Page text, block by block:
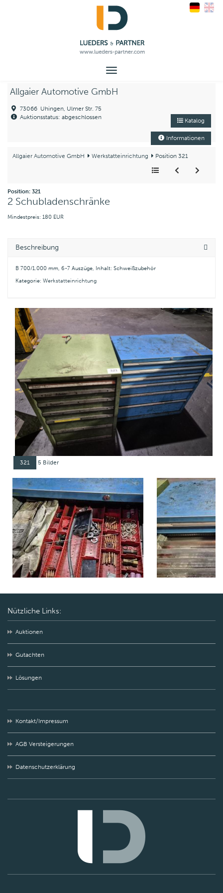
Toggle
Allgaier Automotive GmbH
73066 Uhingen, Ulmer Str. 75
Auktionsstatus: abgeschlossen
Katalog
Informationen
Allgaier Automotive GmbH Werkstatteinrichtung Position 321
Position: 321
2 Schubladenschränke
Mindestpreis: 180 EUR
Beschreibung
B 700/1.000 mm, 6-7 Auszüge, Inhalt: Schweißzubehör
Kategorie: Werkstatteinrichtung
321 5 Bilder
Nützliche Links:
Auktionen
Gutachten
Lösungen
Kontakt/Impressum
AGB Versteigerungen
Datenschutzerklärung